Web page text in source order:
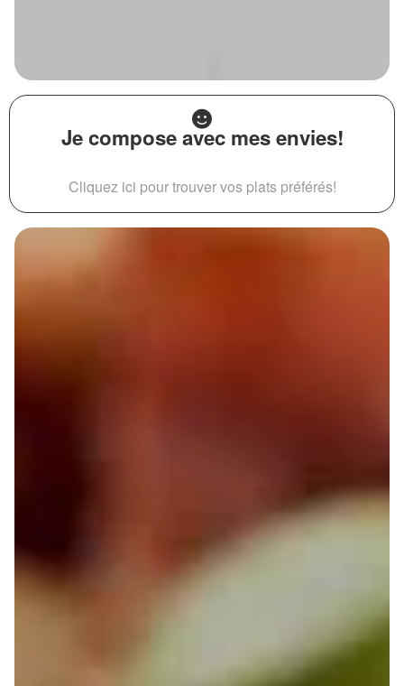
Je compose avec mes envies!
Cliquez ici pour trouver vos plats préférés!